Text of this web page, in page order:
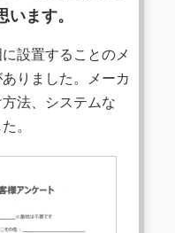
ます。
設置することのメ
りました。メーカ
法、システムな
。